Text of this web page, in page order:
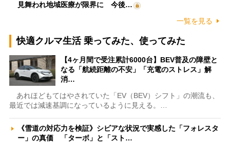
見舞われ地域医療が限界に 今後…
一覧を見る
快適クルマ生活 乗ってみた、使ってみた
【4ヶ月間で受注累計6000台】BEV普及の障壁と
なる「航続距離の不安」「充電のストレス」解
消…
あれほどもてはやされていた「EV（BEV）シフト」の潮流も、
最近では減速基調になっているように見える。…
《雪道の対応力を検証》シビアな状況で実感した「フォレスタ
ー」の真価 「ターボ」と「スト…